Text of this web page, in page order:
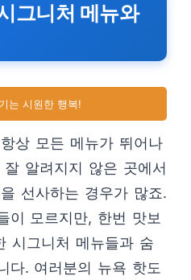
그니처 메뉴와
는 시원한 행복!
상 모든 메뉴가 뛰어나
알려지지 않은 곳에서
선사하는 경우가 많죠.
이 모르지만, 한번 맛보
시그니처 메뉴들과 숨
다. 여러분의 뉴욕 핫도